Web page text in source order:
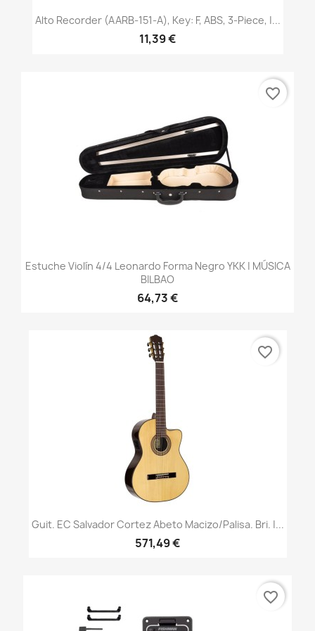
Alto Recorder (AARB-151-A), Key: F, ABS, 3-Piece, |...
11,39 €
Estuche Violín 4/4 Leonardo Forma Negro YKK | MÚSICA
BILBAO
64,73 €
favorite_border
Guit. EC Salvador Cortez Abeto Macizo/palisa. Bri. |...
571,49 €
favorite_border
favorite_border